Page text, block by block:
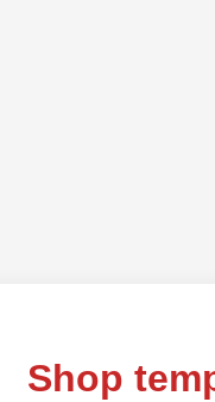
Shop